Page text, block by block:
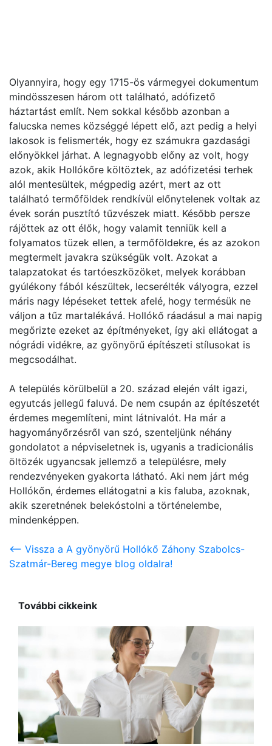
Olyannyira, hogy egy 1715-ös vármegyei dokumentum
mindösszesen három ott található, adófizető
háztartást említ. Nem sokkal később azonban a
falucska nemes községgé lépett elő, azt pedig a helyi
lakosok is felismerték, hogy ez számukra gazdasági
előnyökkel járhat. A legnagyobb előny az volt, hogy
azok, akik Hollókőre költöztek, az adófizetési terhek
alól mentesültek, mégpedig azért, mert az ott
található termőföldek rendkívül előnytelenek voltak az
évek során pusztító tűzvészek miatt. Később persze
rájöttek az ott élők, hogy valamit tenniük kell a
folyamatos tüzek ellen, a termőföldekre, és az azokon
megtermelt javakra szükségük volt. Azokat a
talapzatokat és tartóeszközöket, melyek korábban
gyúlékony fából készültek, lecserélték vályogra, ezzel
máris nagy lépéseket tettek afelé, hogy termésük ne
váljon a tűz martalékává. Hollókő ráadásul a mai napig
megőrizte ezeket az építményeket, így aki ellátogat a
nógrádi vidékre, az gyönyörű építészeti stílusokat is
megcsodálhat.
A település körülbelül a 20. század elején vált igazi,
egyutcás jellegű faluvá. De nem csupán az építészetét
érdemes megemlíteni, mint látnivalót. Ha már a
hagyományőrzésről van szó, szenteljünk néhány
gondolatot a népviseletnek is, ugyanis a tradicionális
öltözék ugyancsak jellemző a településre, mely
rendezvényeken gyakorta látható. Aki nem járt még
Hollókőn, érdemes ellátogatni a kis faluba, azoknak,
akik szeretnének belekóstolni a történelembe,
mindenképpen.
<-- Vissza a A gyönyörű Hollókő Záhony Szabolcs-
Szatmár-Bereg megye blog oldalra!
További cikkeink